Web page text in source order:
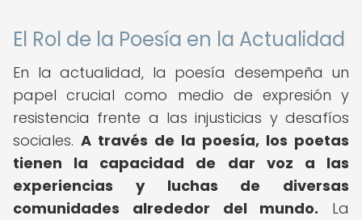
El Rol de la Poesía en la Actualidad
En la actualidad, la poesía desempeña un
papel crucial como medio de expresión y
resistencia frente a las injusticias y desafíos
sociales. A través de la poesía, los poetas
tienen la capacidad de dar voz a las
experiencias y luchas de diversas
comunidades alrededor del mundo. La